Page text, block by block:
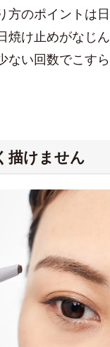
方のポイントは日
焼け止めがなじ
ない回数でこす
描けません